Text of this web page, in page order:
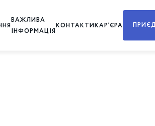
ВАЖЛИВА
ІНФОРМАЦІЯ
КОНТАКТИКАР’ЄРА